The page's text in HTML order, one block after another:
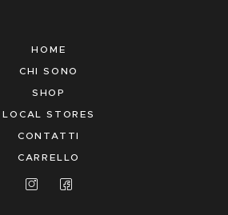
HOME
CHI SONO
SHOP
LOCAL STORES
CONTATTI
CARRELLO